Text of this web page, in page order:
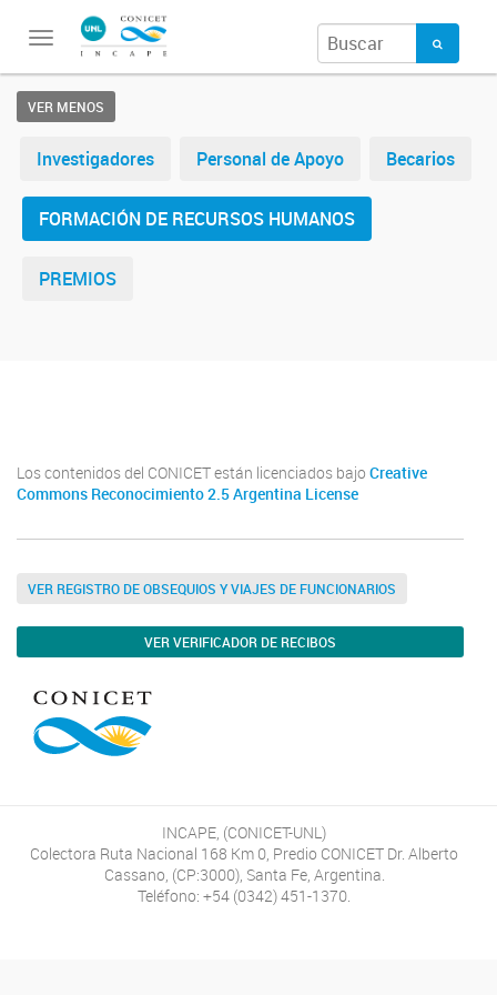
Toggle
VER MENOS
Investigadores Personal de Apoyo Becarios
FORMACIÓN DE RECURSOS HUMANOS
PREMIOS
Los contenidos del CONICET están licenciados bajo Creative
Commons Reconocimiento 2.5 Argentina License
VER REGISTRO DE OBSEQUIOS Y VIAJES DE FUNCIONARIOS
VER VERIFICADOR DE RECIBOS
INCAPE, (CONICET-UNL)
Colectora Ruta Nacional 168 Km 0, Predio CONICET Dr. Alberto
Cassano, (CP:3000), Santa Fe, Argentina.
Teléfono: +54 (0342) 451-1370.